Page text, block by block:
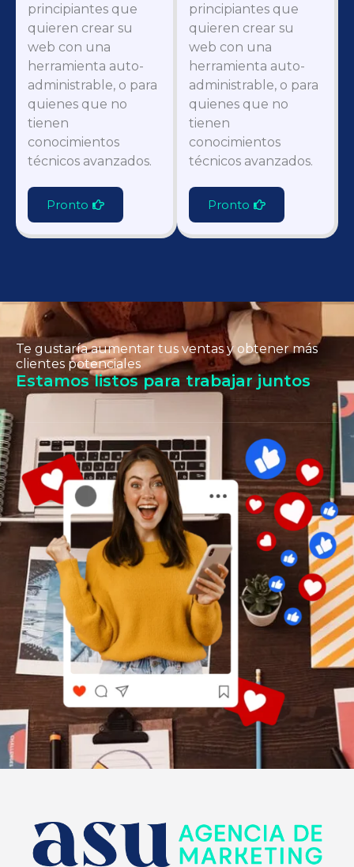
principiantes que
quieren crear su
web con una
herramienta auto-
administrable, o para
quienes que no
tienen
conocimientos
técnicos avanzados.
Pronto
principiantes que
quieren crear su
web con una
herramienta auto-
administrable, o para
quienes que no
tienen
conocimientos
técnicos avanzados.
Pronto
Te gustaría aumentar tus ventas y obtener más
clientes potenciales
Estamos listos para trabajar juntos